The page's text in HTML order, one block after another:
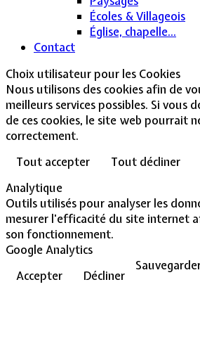
Écoles & Villageois
Église, chapelle...
Contact
Choix utilisateur pour les Cookies
Nous utilisons des cookies afin de
meilleurs services possibles. Si vous
de ces cookies, le site web pourrait
correctement.
Tout accepter
Tout décliner
Analytique
Outils utilisés pour analyser les
mesurer l'efficacité du site internet
son fonctionnement.
Google Analytics
Accepter
Décliner